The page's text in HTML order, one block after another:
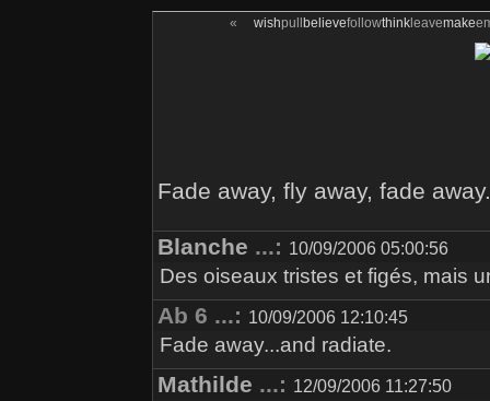
« wishpull believefollowthinkleavemake
Fade away, fly away, fade
Blanche ...: 10/09/2006 05:00:56
Des oiseaux tristes et figés, mais
Ab 6 ...: 10/09/2006 12:10:45
Fade away...and radiate.
Mathilde ...: 12/09/2006 11:27:50